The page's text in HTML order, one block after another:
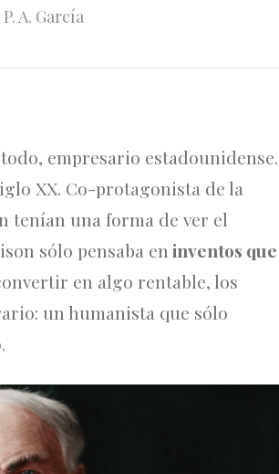
P. A. García
empresario estadounidense.
XX. Co-protagonista de la
tenían una forma de ver el
sólo pensaba en inventos que
en algo rentable, los
un humanista que sólo